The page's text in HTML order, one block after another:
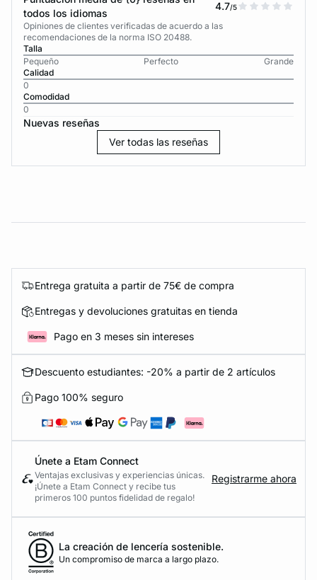
todos los idiomas
4.7/5
Opiniones de clientes verificadas de acuerdo a las
recomendaciones de la norma ISO 20488.
Talla
Pequeño
Perfecto
Grande
Calidad
0
Comodidad
0
Nuevas reseñas
Ver todas las reseñas
Entrega gratuita a partir de 75€ de compra
Entregas y devoluciones gratuitas en tienda
Pago en 3 meses sin intereses
Descuento estudiantes: -20% a partir de 2 artículos
Pago 100% seguro
Únete a Etam Connect
Ventajas exclusivas y experiencias únicas.
¡Únete a Etam Connect y recibe tus
primeros 100 puntos fidelidad de regalo!
Registrarme ahora
La creación de lencería sostenible.
Un compromiso de marca a largo plazo.